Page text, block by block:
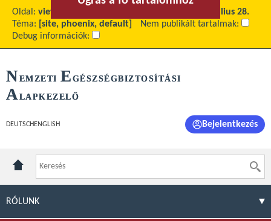
Oldal: view
A hepatitis világnapja - július 28.
Téma:
[site, phoenix, default]
Nem publikált tartalmak:
Debug információk:
NEMZETI E GÉSZSÉGBIZTOSÍTÁSI
ALAPKEZELŐ
DEUTSCH ENGLISH Bejelentkezés
RÓLUNK